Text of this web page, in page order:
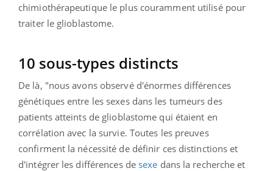
chimiothérapeutique le plus couramment utilisé pour
traiter le glioblastome.
10 sous-types distincts
De là, "nous avons observé d'énormes différences
génétiques entre les sexes dans les tumeurs des
patients atteints de glioblastome qui étaient en
corrélation avec la survie. Toutes les preuves
confirment la nécessité de définir ces distinctions et
d'intégrer les différences de sexe dans la recherche et